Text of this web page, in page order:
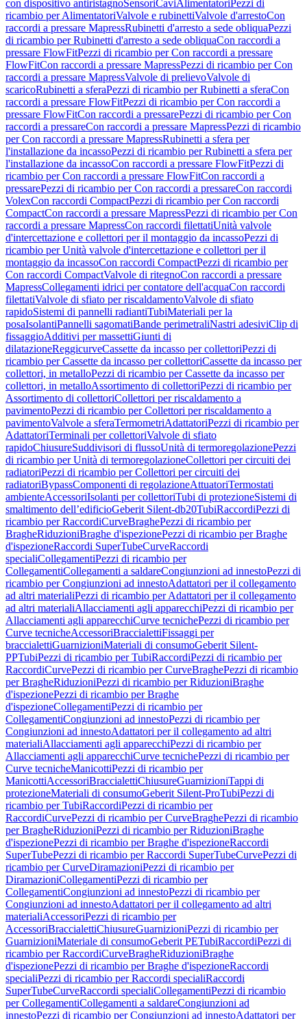
con dispositivo antiristagnoSensoriCaviAlimentatori Pezzi di
ricambio per AlimentatoriValvole e rubinettiValvole d'arrestoCon
raccordi a pressare MapressRubinetti d'arresto a sede obliquaPezzi
di ricambio per Rubinetti d'arresto a sede obliquaCon raccordi a
pressare FlowFitPezzi di ricambio per Con raccordi a pressare
FlowFitCon raccordi a pressare MapressPezzi di ricambio per Con
raccordi a pressare MapressValvole di prelievoValvole di
scaricoRubinetti a sferaPezzi di ricambio per Rubinetti a sferaCon
raccordi a pressare FlowFitPezzi di ricambio per Con raccordi a
pressare FlowFitCon raccordi a pressarePezzi di ricambio per Con
raccordi a pressareCon raccordi a pressare MapressPezzi di ricambio
per Con raccordi a pressare MapressRubinetti a sfera per
l'installazione da incassoPezzi di ricambio per Rubinetti a sfera per
l'installazione da incassoCon raccordi a pressare FlowFitPezzi di
ricambio per Con raccordi a pressare FlowFitCon raccordi a
pressarePezzi di ricambio per Con raccordi a pressareCon raccordi
VolexCon raccordi CompactPezzi di ricambio per Con raccordi
CompactCon raccordi a pressare MapressPezzi di ricambio per Con
raccordi a pressare MapressCon raccordi filettatiUnità valvole
d'intercettazione e collettori per il montaggio da incassoPezzi di
ricambio per Unità valvole d'intercettazione e collettori per il
montaggio da incassoCon raccordi CompactPezzi di ricambio per
Con raccordi CompactValvole di ritegnoCon raccordi a pressare
MapressCollegamenti idrici per contatore dell'acquaCon raccordi
filettatiValvole di sfiato per riscaldamentoValvole di sfiato
rapidoSistemi di pannelli radiantiTubiMateriali per la
posaIsolantiPannelli sagomatiBande perimetraliNastri adesiviClip di
fissaggioAdditivi per massettiGiunti di
dilatazioneReggicurveCassette da incasso per collettoriPezzi di
ricambio per Cassette da incasso per collettoriCassette da incasso per
collettori, in metalloPezzi di ricambio per Cassette da incasso per
collettori, in metalloAssortimento di collettoriPezzi di ricambio per
Assortimento di collettoriCollettori per riscaldamento a
pavimentoPezzi di ricambio per Collettori per riscaldamento a
pavimentoValvole a sferaTermometriAdattatoriPezzi di ricambio per
AdattatoriTerminali per collettoriValvole di sfiato
rapidoChiusureSuddivisori di flussoUnità di termoregolazionePezzi
di ricambio per Unità di termoregolazioneCollettori per circuiti dei
radiatoriPezzi di ricambio per Collettori per circuiti dei
radiatoriBypassComponenti di regolazioneAttuatoriTermostati
ambienteAccessoriIsolanti per collettoriTubi di protezioneSistemi di
smaltimento dell’edificioGeberit Silent-db20TubiRaccordiPezzi di
ricambio per RaccordiCurveBraghePezzi di ricambio per
BragheRiduzioniBraghe d'ispezionePezzi di ricambio per Braghe
d'ispezioneRaccordi SuperTubeCurveRaccordi
specialiCollegamentiPezzi di ricambio per
CollegamentiCollegamenti a saldareCongiunzioni ad innestoPezzi di
ricambio per Congiunzioni ad innestoAdattatori per il collegamento
ad altri materialiPezzi di ricambio per Adattatori per il collegamento
ad altri materialiAllacciamenti agli apparecchiPezzi di ricambio per
Allacciamenti agli apparecchiCurve tecnichePezzi di ricambio per
Curve tecnicheAccessoriBraccialettiFissaggi per
braccialettiGuarnizioniMateriali di consumoGeberit Silent-
PPTubiPezzi di ricambio per TubiRaccordiPezzi di ricambio per
RaccordiCurvePezzi di ricambio per CurveBraghePezzi di ricambio
per BragheRiduzioniPezzi di ricambio per RiduzioniBraghe
d'ispezionePezzi di ricambio per Braghe
d'ispezioneCollegamentiPezzi di ricambio per
CollegamentiCongiunzioni ad innestoPezzi di ricambio per
Congiunzioni ad innestoAdattatori per il collegamento ad altri
materialiAllacciamenti agli apparecchiPezzi di ricambio per
Allacciamenti agli apparecchiCurve tecnichePezzi di ricambio per
Curve tecnicheManicottiPezzi di ricambio per
ManicottiAccessoriBraccialettiChiusureGuarnizioniTappi di
protezioneMateriali di consumoGeberit Silent-ProTubiPezzi di
ricambio per TubiRaccordiPezzi di ricambio per
RaccordiCurvePezzi di ricambio per CurveBraghePezzi di ricambio
per BragheRiduzioniPezzi di ricambio per RiduzioniBraghe
d'ispezionePezzi di ricambio per Braghe d'ispezioneRaccordi
SuperTubePezzi di ricambio per Raccordi SuperTubeCurvePezzi di
ricambio per CurveDiramazioniPezzi di ricambio per
DiramazioniCollegamentiPezzi di ricambio per
CollegamentiCongiunzioni ad innestoPezzi di ricambio per
Congiunzioni ad innestoAdattatori per il collegamento ad altri
materialiAccessoriPezzi di ricambio per
AccessoriBraccialettiChiusureGuarnizioniPezzi di ricambio per
GuarnizioniMateriale di consumoGeberit PETubiRaccordiPezzi di
ricambio per RaccordiCurveBragheRiduzioniBraghe
d'ispezionePezzi di ricambio per Braghe d'ispezioneRaccordi
specialiPezzi di ricambio per Raccordi specialiRaccordi
SuperTubeCurveRaccordi specialiCollegamentiPezzi di ricambio
per CollegamentiCollegamenti a saldareCongiunzioni ad
innestoPezzi di ricambio per Congiunzioni ad innestoAdattatori per